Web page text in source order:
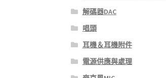
解碼器DAC
唱頭
耳機＆耳機附件
電源供應與處理